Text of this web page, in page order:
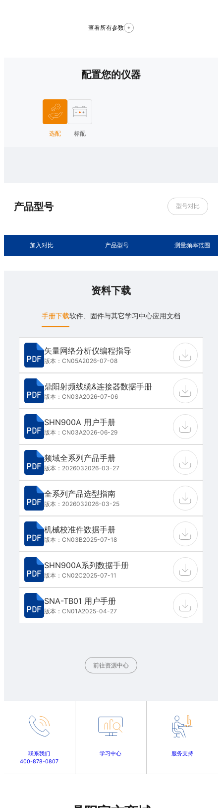
查看所有参数
配置您的仪器
选配 标配
产品型号 型号对比
加入对比 产品型号 测量频率范围
资料下载
手册下载软件、固件与其它学习中心应用文档
矢量网络分析仪编程指导
版本：CN05A2026-07-08
鼎阳射频线缆&连接器数据手册
版本：CN03A2026-07-06
SHN900A 用户手册
版本：CN03A2026-06-29
频域全系列产品手册
版本：2026032026-03-27
全系列产品选型指南
版本：2026032026-03-25
机械校准件数据手册
版本：CN03B2025-07-18
SHN900A系列数据手册
版本：CN02C2025-07-11
SNA-TB01 用户手册
版本：CN01A2025-04-27
前往资源中心
联系我们
400-878-0807
学习中心 服务支持